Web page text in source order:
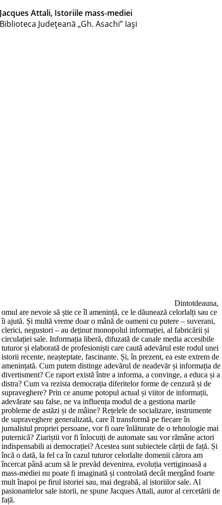
Jacques Attali, Istoriile mass-mediei
Biblioteca Judeţeană „Gh. Asachi” Iaşi
Dintotdeauna,
omul are nevoie să știe ce îl amenință, ce le dăunează celorlalți sau ce
îi ajută. Și multă vreme doar o mână de oameni cu putere – suverani,
clerici, negustori – au deținut monopolul informației, al fabricării și
circulației sale. Informația liberă, difuzată de canale media accesibile
tuturor și elaborată de profesioniști care caută adevărul este rodul unei
istorii recente, neașteptate, fascinante. Și, în prezent, ea este extrem de
amenințată. Cum putem distinge adevărul de neadevăr și informația de
divertisment? Ce raport există între a informa, a convinge, a educa și a
distra? Cum va rezista democrația diferitelor forme de cenzură și de
supraveghere? Prin ce anume potopul actual și viitor de informații,
adevărate sau false, ne va influența modul de a gestiona marile
probleme de astăzi și de mâine? Rețelele de socializare, instrumente
de supraveghere generalizată, care îl transformă pe fiecare în
jurnalistul propriei persoane, vor fi oare înlăturate de o tehnologie mai
puternică? Ziariștii vor fi înlocuiți de automate sau vor rămâne actori
indispensabili ai democrației? Acestea sunt subiectele cărții de față. Și
încă o dată, la fel ca în cazul tuturor celorlalte domenii cărora am
încercat până acum să le prevăd devenirea, evoluția vertiginoasă a
mass-mediei nu poate fi imaginată și controlată decât mergând foarte
mult înapoi pe firul istoriei sau, mai degrabă, al istoriilor sale. Al
pasionantelor sale istorii, ne spune Jacques Attali, autor al cercetării de
față.